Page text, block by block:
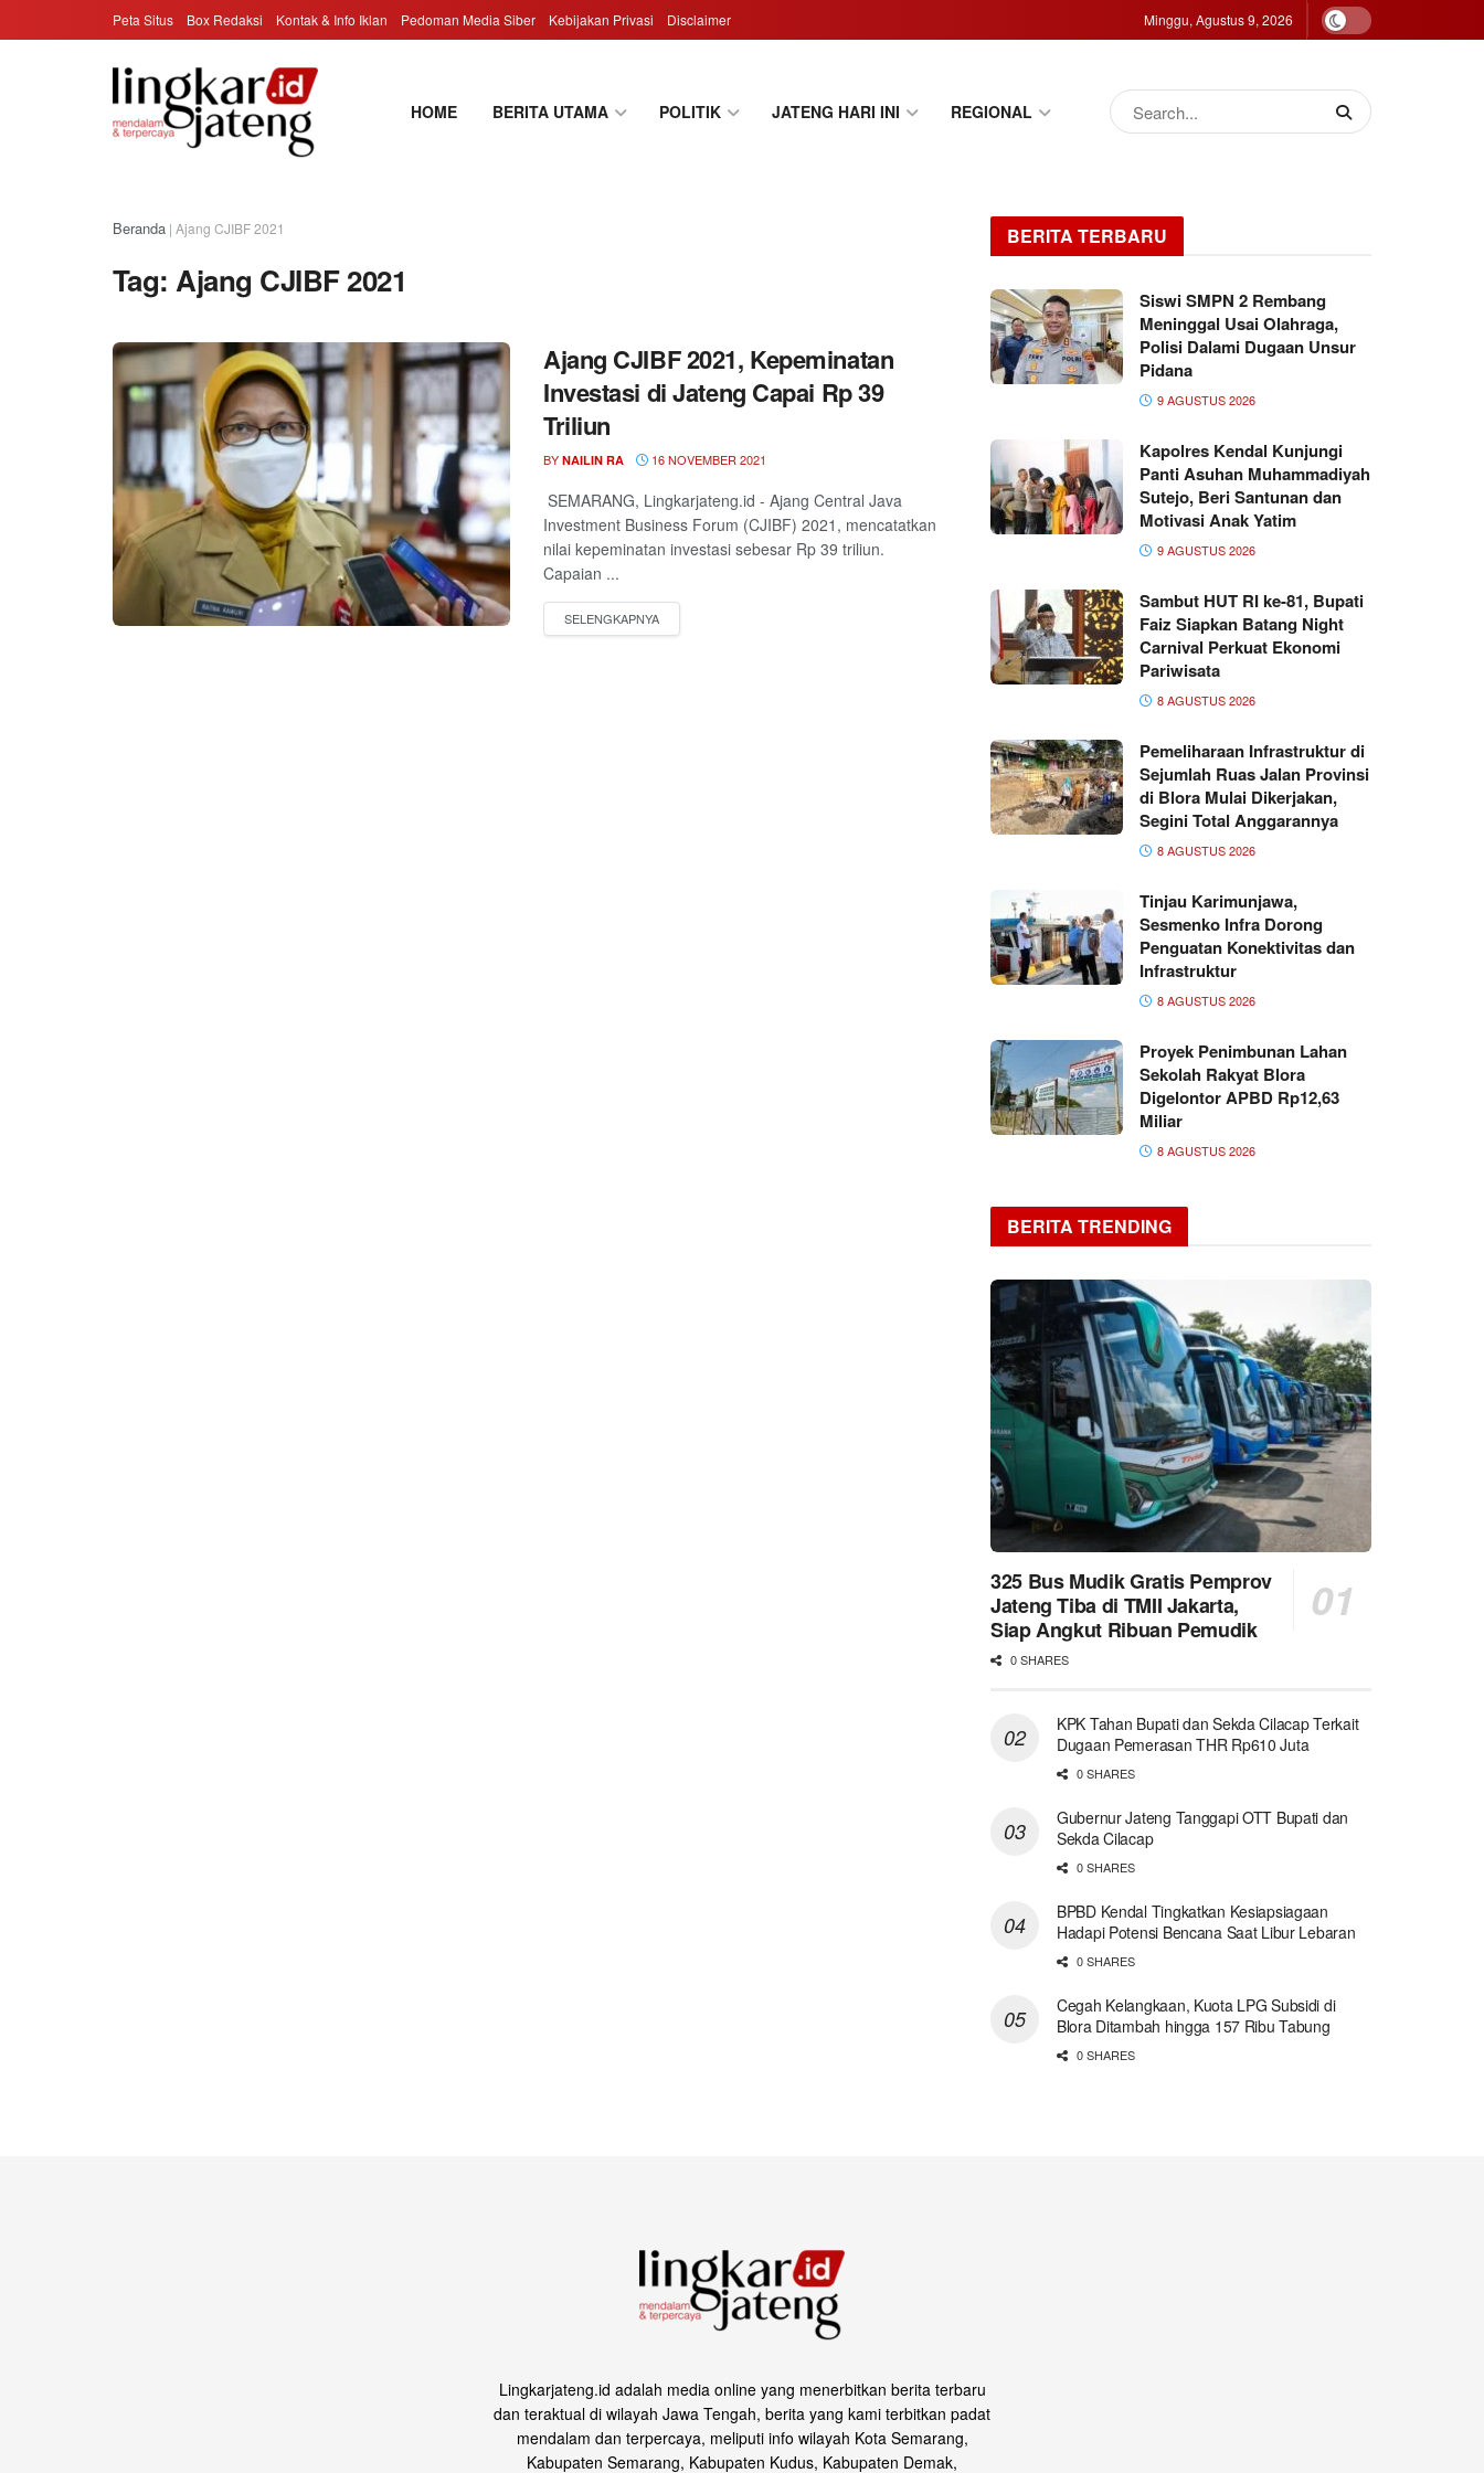
Peta Situs Box Redaksi Kontak & Info Iklan Pedoman Media Siber Kebijakan Privasi Disclaimer Minggu, Agustus 9, 2026
HOME BERITA UTAMA POLITIK JATENG HARI INI REGIONAL
Beranda | Ajang CJIBF 2021
Tag:Ajang CJIBF 2021
Ajang CJIBF 2021, Kepeminatan
Investasi di Jateng Capai Rp 39
Triliun
BY NAILIN RA 16 NOVEMBER 2021
SEMARANG, Lingkarjateng.id - Ajang Central Java
Investment Business Forum (CJIBF) 2021, mencatatkan
nilai kepeminatan investasi sebesar Rp 39 triliun.
Capaian ...
BERITA TERBARU
Siswi SMPN 2 Rembang
Meninggal Usai Olahraga,
Polisi Dalami Dugaan Unsur
Pidana
9 AGUSTUS 2026
Kapolres Kendal Kunjungi
Panti Asuhan Muhammadiyah
Sutejo, Beri Santunan dan
Motivasi Anak Yatim
9 AGUSTUS 2026
Sambut HUT RI ke-81, Bupati
Faiz Siapkan Batang Night
Carnival Perkuat Ekonomi
Pariwisata
8 AGUSTUS 2026
Pemeliharaan Infrastruktur di
Sejumlah Ruas Jalan Provinsi
di Blora Mulai Dikerjakan,
Segini Total Anggarannya
8 AGUSTUS 2026
Tinjau Karimunjawa,
Sesmenko Infra Dorong
Penguatan Konektivitas dan
Infrastruktur
8 AGUSTUS 2026
Proyek Penimbunan Lahan
Sekolah Rakyat Blora
Digelontor APBD Rp12,63
Miliar
8 AGUSTUS 2026
BERITA TRENDING
325 Bus Mudik Gratis Pemprov
Jateng Tiba di TMII Jakarta,
Siap Angkut Ribuan Pemudik
0 SHARES
KPK Tahan Bupati dan Sekda Cilacap Terkait
Dugaan Pemerasan THR Rp610 Juta
0 SHARES
Gubernur Jateng Tanggapi OTT Bupati dan
Sekda Cilacap
0 SHARES
BPBD Kendal Tingkatkan Kesiapsiagaan
Hadapi Potensi Bencana Saat Libur Lebaran
0 SHARES
Cegah Kelangkaan, Kuota LPG Subsidi di
Blora Ditambah hingga 157 Ribu Tabung
0 SHARES
Lingkarjateng.id adalah media online yang menerbitkan berita terbaru
dan teraktual di wilayah Jawa Tengah, berita yang kami terbitkan padat
mendalam dan terpercaya, meliputi info wilayah Kota Semarang,
Kabupaten Semarang, Kabupaten Kudus, Kabupaten Demak,